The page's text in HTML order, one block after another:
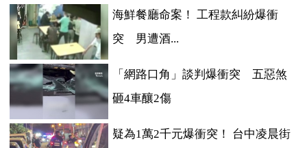
海鮮餐廳命案！ 工程款糾紛爆衝
突 男遭酒...
「網路口角」談判爆衝突 五惡煞
砸4車釀2傷
疑為1萬2千元爆衝突！ 台中凌晨街